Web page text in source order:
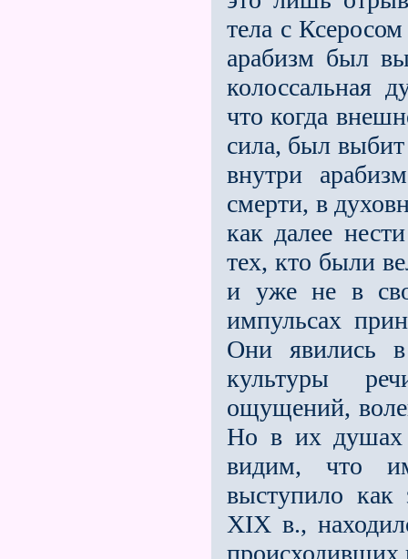
тела с
арабизм был
колоссальная
что когда
сила, был
внутри
смерти, в
как далее
тех, кто были
и уже не в
импульсах
Они явились в
культуры
ощущений,
Но в их душах
видим, что
выступило как
XIX в.,
происходивших